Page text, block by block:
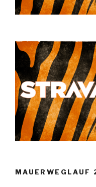
MAUERWEGLAUF